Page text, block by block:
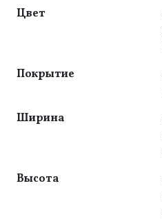
Цвет
Покрытие
Ширина
Высота